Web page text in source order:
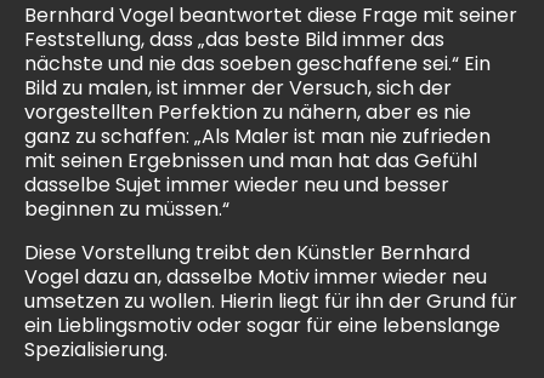
Bernhard Vogel beantwortet diese Frage mit seiner
Feststellung, dass „das beste Bild immer das
nächste und nie das soeben geschaffene sei.“ Ein
Bild zu malen, ist immer der Versuch, sich der
vorgestellten Perfektion zu nähern, aber es nie
ganz zu schaffen: „Als Maler ist man nie zufrieden
mit seinen Ergebnissen und man hat das Gefühl
dasselbe Sujet immer wieder neu und besser
beginnen zu müssen.“
Diese Vorstellung treibt den Künstler Bernhard
Vogel dazu an, dasselbe Motiv immer wieder neu
umsetzen zu wollen. Hierin liegt für ihn der Grund für
ein Lieblingsmotiv oder sogar für eine lebenslange
Spezialisierung.